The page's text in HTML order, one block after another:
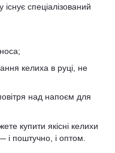
спеціалізований
келиха в руці, не
над напоєм для
купити якісні келихи
і поштучно, і оптом.